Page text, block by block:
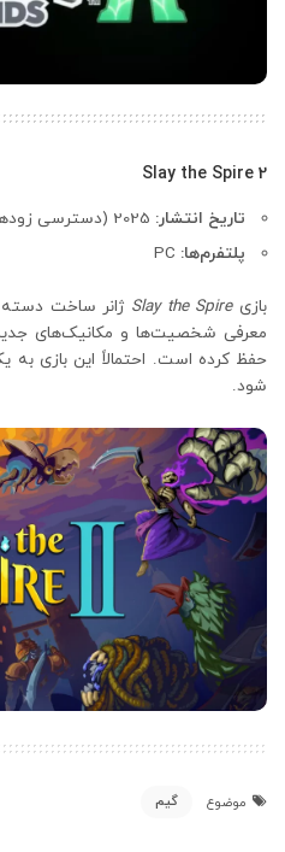
Slay the Spire 2
تاریخ انتشار:
پلتفرم‌ها:
بازیSlay the Spire ژانر ساخت دسته
معرفی شخصیت‌ها و مکانیک‌های
شود.
موضوع گیم